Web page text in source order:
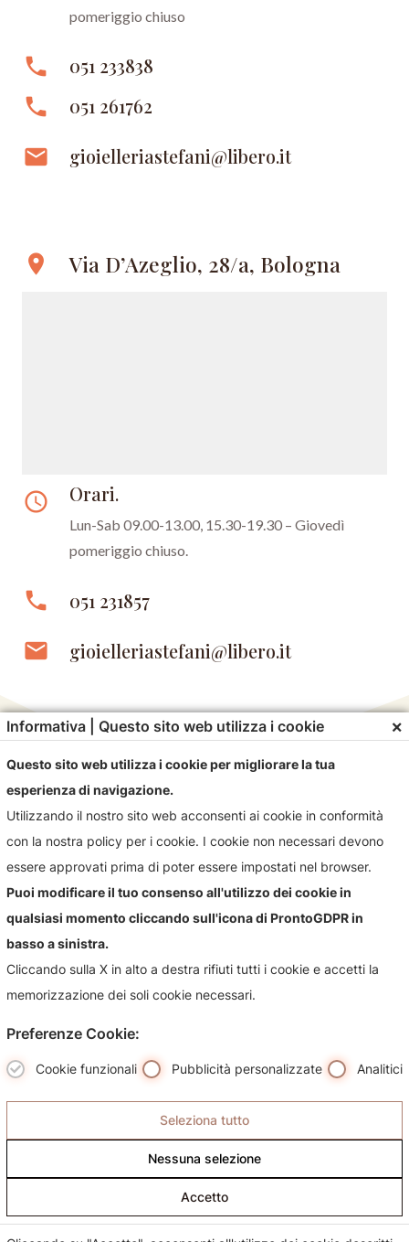
pomeriggio chiuso
phone 051 233838
phone 051 261762
email gioielleriastefani@libero.it
location_on Via D’Azeglio, 28/a, Bologna
access_time Orari.
Lun-Sab 09.00-13.00, 15.30-19.30 –Giovedì
pomeriggio chiuso.
phone 051 231857
email gioielleriastefani@libero.it
Contattaci!
Contattaci per qualsiasi informazioni sul nostro negozio e i
suoi prodotti, sarà nostra premura risponderti più
celermente possibile.
Informativa | Questo sito web utilizza i cookie ×
Questo sito web utilizza i cookie per migliorare la tua
esperienza di navigazione.
Utilizzando il nostro sito web acconsenti ai cookie in conformità
con la nostra policy per i cookie. I cookie non necessari devono
essere approvati prima di poter essere impostati nel browser.
Puoi modificare il tuo consenso all'utilizzo dei cookie in
qualsiasi momento cliccando sull'icona di ProntoGDPR in
basso a sinistra.
Cliccando sulla X in alto a destra rifiuti tutti i cookie e accetti la
memorizzazione dei soli cookie necessari.
Preferenze Cookie:
Cookie funzionali Pubblicità personalizzate Analitici
Seleziona tutto
Nessuna selezione
Accetto